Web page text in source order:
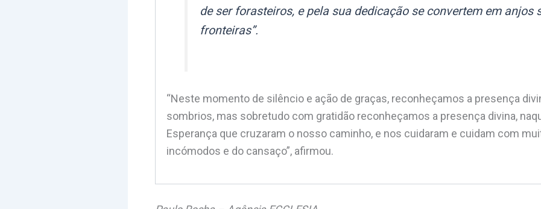
de ser forasteiros, e pela sua dedicação se convertem em anjos
fronteiras”.
“Neste momento de silêncio e ação de graças, reconheçamos a presença
sombrios, mas sobretudo com gratidão reconheçamos a presença divina,
Esperança que cruzaram o nosso caminho, e nos cuidaram e cuidam com
incómodos e do cansaço”, afirmou.